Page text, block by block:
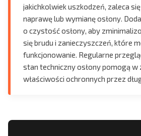
jakichkolwiek uszkodzeń, zaleca
naprawę lub wymianę osłony.
o czystość osłony, aby
się brudu i zanieczyszczeń, które
funkcjonowanie. Regularne
stan techniczny osłony pomogą w
właściwości ochronnych przez